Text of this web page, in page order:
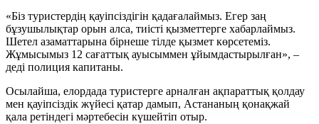
«Біз туристердің қауіпсіздігін қадағалаймыз. Егер заң
бұзушылықтар орын алса, тиісті қызметтерге хабарлаймыз.
Шетел азаматтарына бірнеше тілде қызмет көрсетеміз.
Жұмысымыз 12 сағаттық ауысыммен ұйымдастырылған», –
деді полиция капитаны.
Осылайша, елордада туристерге арналған ақпараттық қолдау
мен қауіпсіздік жүйесі қатар дамып, Астананың қонақжай
қала ретіндегі мәртебесін күшейтіп отыр.